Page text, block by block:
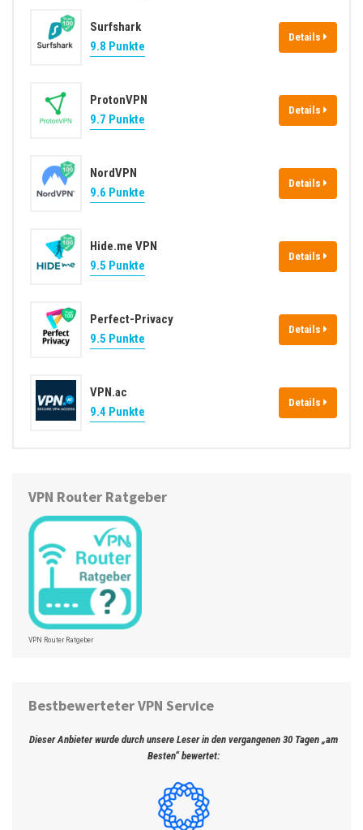
Surfshark
9.8 Punkte
Details
ProtonVPN
9.7 Punkte
Details
NordVPN
9.6 Punkte
Details
Hide.me VPN
9.5 Punkte
Details
Perfect-Privacy
9.5 Punkte
Details
VPN.ac
9.4 Punkte
Details
VPN Router Ratgeber
VPN Router Ratgeber
Bestbewerteter VPN Service
Dieser Anbieter wurde durch unsere Leser in den vergangenen 30 Tagen „am
Besten“ bewertet: